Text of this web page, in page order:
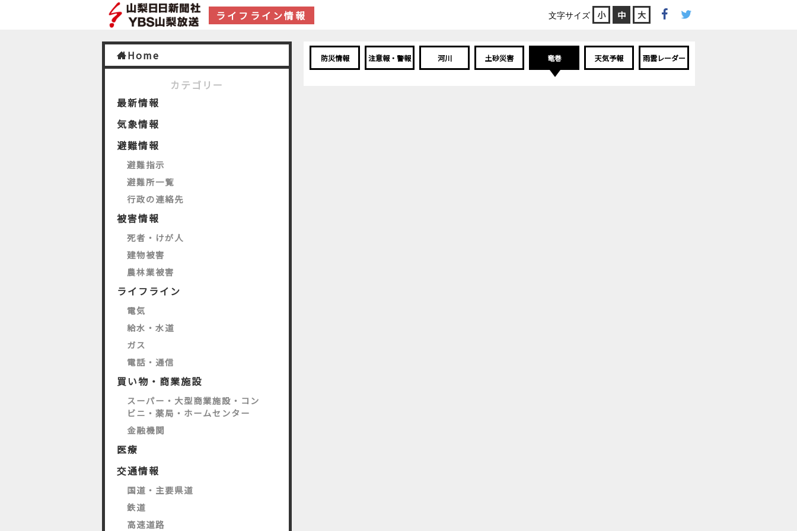
ライフライン情報 文字サイズ 小 中 大
Home
カテゴリー
最新情報
気象情報
避難情報
避難指示
避難所一覧
行政の連絡先
被害情報
死者・けが人
建物被害
農林業被害
ライフライン
電気
給水・水道
ガス
電話・通信
買い物・商業施設
スーパー・大型商業施設・コン
ビニ・薬局・ホームセンター
金融機関
医療
交通情報
国道・主要県道
鉄道
高速道路
防災情報 注意報・警報 河川 土砂災害 竜巻 天気予報 雨雲レーダー